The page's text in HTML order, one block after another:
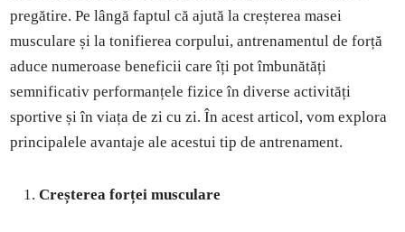
pregătire. Pe lângă faptul că ajută la creșterea masei
musculare și la tonifierea corpului, antrenamentul de forță
aduce numeroase beneficii care îți pot îmbunătăți
semnificativ performanțele fizice în diverse activități
sportive și în viața de zi cu zi. În acest articol, vom explora
principalele avantaje ale acestui tip de antrenament.
Creșterea forței musculare